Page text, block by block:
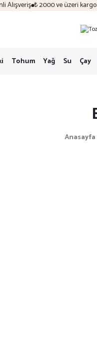
₺ 2000 ve üzeri kargo
Tohum Yağ Su Çay
Anasayfa